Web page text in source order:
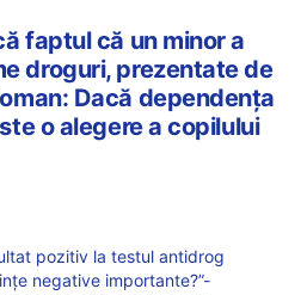
faptul că un minor a
droguri, prezentate de
Dacă dependența
o alegere a copilului
pozitiv la testul antidrog
negative importante?”-